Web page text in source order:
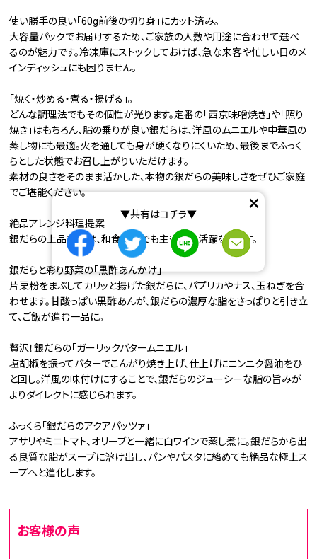
×
▼共有はコチラ▼
使い勝手の良い「60g前後の切り身」にカット済み。
大容量パックでお届けするため、ご家族の人数や用途に合わせて選べ
るのが魅力です。冷凍庫にストックしておけば、急な来客や忙しい日のメ
インディッシュにも困りません。
「焼く・炒める・煮る・揚げる」。
どんな調理法でもその個性が光ります。定番の「西京味噌焼き」や「照り
焼き」はもちろん、脂の乗りが良い銀だらは、洋風のムニエルや中華風の
蒸し物にも最適。火を通しても身が硬くなりにくいため、最後までふっく
らとした状態でお召し上がりいただけます。
素材の良さをそのまま活かした、本物の銀だらの美味しさをぜひご家庭
でご堪能ください。
絶品アレンジ料理提案
銀だらの上品な脂は、和食以外でも主役級の活躍をします。
銀だらと彩り野菜の「黒酢あんかけ」
片栗粉をまぶしてカリッと揚げた銀だらに、パプリカやナス、玉ねぎを合
わせます。甘酸っぱい黒酢あんが、銀だらの濃厚な脂をさっぱりと引き立
て、ご飯が進む一品に。
贅沢！銀だらの「ガーリックバタームニエル」
塩胡椒を振ってバターでこんがり焼き上げ、仕上げにニンニク醤油をひ
と回し。洋風の味付けにすることで、銀だらのジューシーな脂の旨みが
よりダイレクトに感じられます。
ふっくら「銀だらのアクアパッツァ」
アサリやミニトマト、オリーブと一緒に白ワインで蒸し煮に。銀だらから出
る良質な脂がスープに溶け出し、パンやパスタに絡めても絶品な極上ス
ープへと進化します。
お客様の声